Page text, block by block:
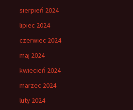
sierpień 2024
lipiec 2024
czerwiec 2024
maj 2024
kwiecień 2024
marzec 2024
luty 2024